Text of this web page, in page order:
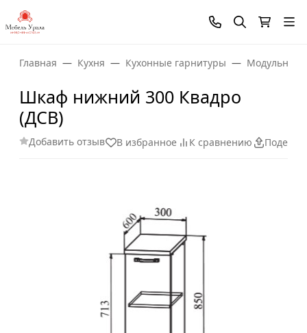
Главная Кухня Кухонные гарнитуры Модульные
Шкаф нижний 300 Квадро
(ДСВ)
Добавить отзыв В избранное К сравнению